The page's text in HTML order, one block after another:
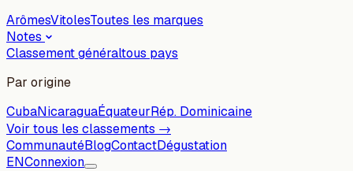
ArômesVitolesToutes les marques
Notes
Classement généraltous pays
Par origine
CubaNicaraguaÉquateurRép. Dominicaine
Voir tous les classements →
CommunautéBlogContactDégustation
ENConnexion